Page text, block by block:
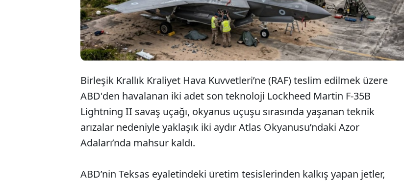
Birleşik Krallık Kraliyet Hava Kuvvetleri’ne (RAF) teslim edilmek üzere
ABD'den havalanan iki adet son teknoloji Lockheed Martin F-35B
Lightning II savaş uçağı, okyanus uçuşu sırasında yaşanan teknik
arızalar nedeniyle yaklaşık iki aydır Atlas Okyanusu’ndaki Azor
Adaları’nda mahsur kaldı.
ABD’nin Teksas eyaletindeki üretim tesislerinden kalkış yapan jetler,